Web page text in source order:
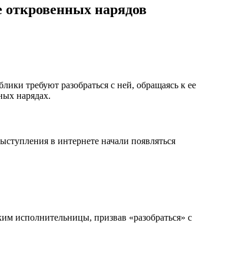
откровенных нарядов
требуют разобраться с ней, обращаясь к ее
нарядах.
в интернете начали появляться
исполнительницы, призвав «разобраться» с